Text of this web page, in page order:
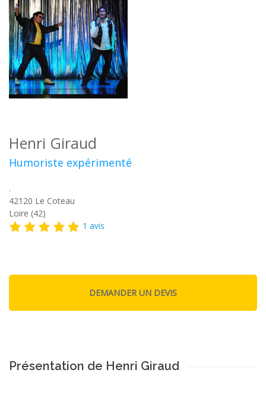
Henri Giraud
Humoriste expérimenté
.
42120 Le Coteau
Loire (42)
1 avis
Présentation de Henri Giraud